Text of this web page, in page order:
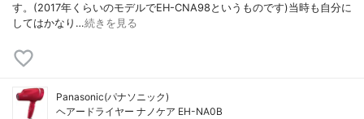
す。(2017年くらいのモデルでEH-CNA98というものです)当時も自分に
してはかなり…続きを見る
Panasonic(パナソニック)
ヘアードライヤー ナノケア EH-NA0B